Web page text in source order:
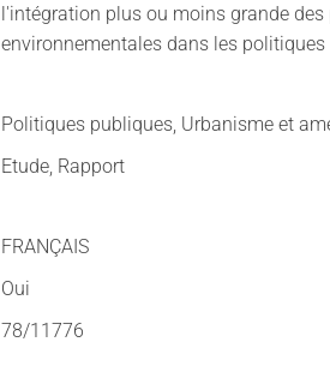
l'intégration plus ou moins grande
environnementales dans les politiques
Politiques publiques, Urbanisme et
Etude, Rapport
FRANÇAIS
Oui
78/11776